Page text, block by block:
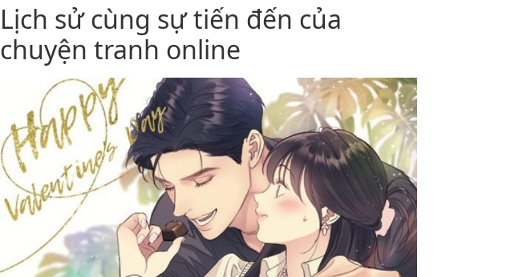
Lịch sử cùng sự tiến đến của
chuyện tranh online